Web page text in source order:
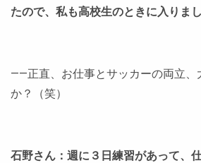
たので、私も高校生のときに入りまし
――正直、お仕事とサッカーの両立、
か？（笑）
石野さん：週に３日練習があって、